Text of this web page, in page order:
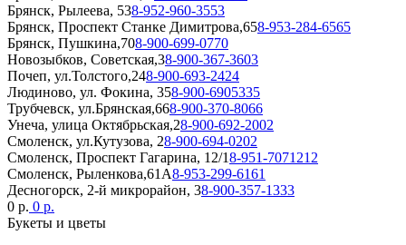
Брянск, Рылеева, 538-952-960-3553
Брянск, Проспект Станке Димитрова,658-953-284-6565
Брянск, Пушкина,708-900-699-0770
Новозыбков, Советская,38-900-367-3603
Почеп, ул.Толстого,248-900-693-2424
Людиново, ул. Фокина, 358-900-6905335
Трубчевск, ул.Брянская,668-900-370-8066
Унеча, улица Октябрьская,28-900-692-2002
Смоленск, ул.Кутузова, 28-900-694-0202
Смоленск, Проспект Гагарина, 12/18-951-7071212
Смоленск, Рыленкова,61А8-953-299-6161
Десногорск, 2-й микрорайон, 38-900-357-1333
0 р. 0 р.
Букеты и цветы